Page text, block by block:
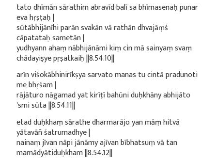
tato dhīmān sārathim abravīd balī sa bhīmasenaḥ punar
eva hṛṣṭaḥ |
sūtābhijānīhi parān svakān vā rathān dhvajāṃś
cāpatataḥ sametān |
yudhyann ahaṃ nābhijānāmi kiṃ cin mā sainyaṃ svaṃ
chādayiṣye pṛṣatkaiḥ ||8.54.10||
arīn viśokābhinirīkṣya sarvato manas tu cintā pradunoti
me bhṛśam |
rājāturo nāgamad yat kirīṭī bahūni duḥkhāny abhijāto
'smi sūta ||8.54.11||
etad duḥkhaṃ sārathe dharmarājo yan māṃ hitvā
yātavāñ śatrumadhye |
nainaṃ jīvan nāpi jānāmy ajīvan bībhatsuṃ vā tan
mamādyātiduḥkham ||8.54.12||